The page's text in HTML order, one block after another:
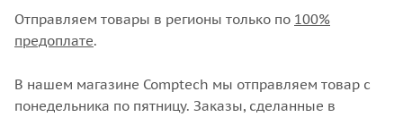
Отправляем товары в регионы только по 100%
предоплате.
В нашем магазине Comptech мы отправляем товар с
понедельника по пятницу. Заказы, сделанные в